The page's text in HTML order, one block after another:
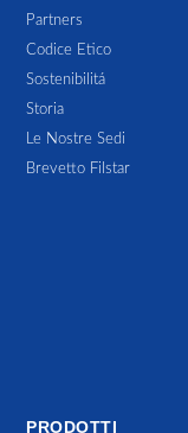
Partners
Codice Etico
Sostenibilitá
Storia
Le Nostre Sedi
Brevetto Filstar
PRODOTTI